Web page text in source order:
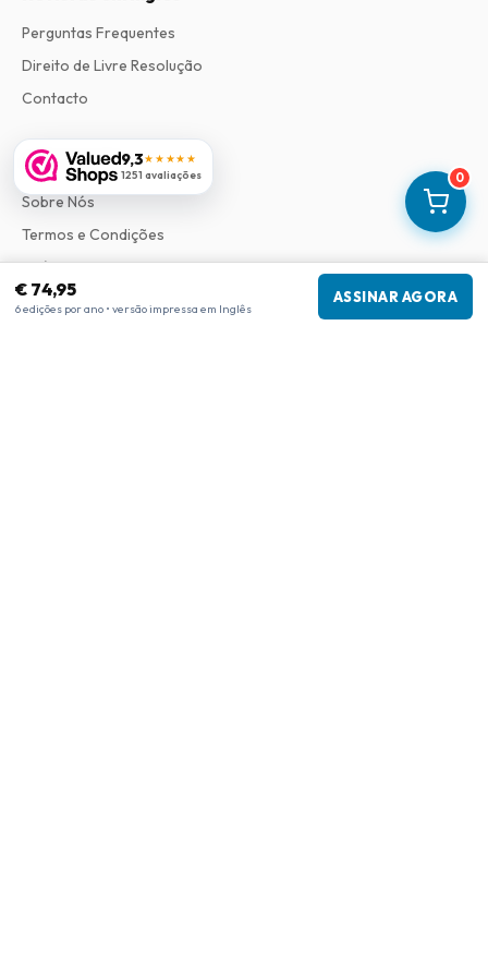
0
€ 74,95
6 edições por ano • versão impressa em Inglês
ASSINAR AGORA
9,3★★★★★
1251 avaliações
Perguntas Frequentes
Direito de Livre Resolução
Contacto
Informações
Sobre Nós
Termos e Condições
Política de Privacidade
Procedimento de Reclamações